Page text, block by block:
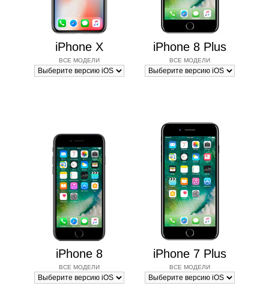
iPhone X
ВСЕ МОДЕЛИ
iPhone 8 Plus
ВСЕ МОДЕЛИ
iPhone 8
ВСЕ МОДЕЛИ
iPhone 7 Plus
ВСЕ МОДЕЛИ